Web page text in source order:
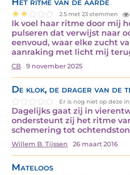
2.5 met 23 stemmen
Ik voel haar ritme door mij
pulseren dat verwijst naar
eenvoud, waar elke zucht
aanraking met licht mij
CB 9 november 2025
De klok, de drager van de
Er is nog niet op deze
Dagelijks gaat zij in
ondersteunt zij het ritme
schemering tot
Willem B. Tijssen 26 maart 2016
Mateloos